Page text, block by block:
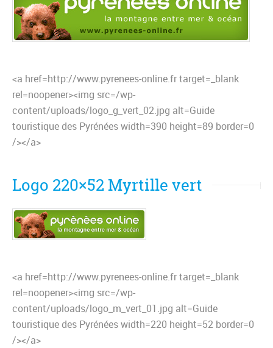
<a href=http://www.pyrenees-online.fr target=_blank
rel=noopener><img src=/wp-
content/uploads/logo_g_vert_02.jpg alt=Guide
touristique des Pyrénées width=390 height=89 border=0
/></a>
Logo 220×52 Myrtille vert
<a href=http://www.pyrenees-online.fr target=_blank
rel=noopener><img src=/wp-
content/uploads/logo_m_vert_01.jpg alt=Guide
touristique des Pyrénées width=220 height=52 border=0
/></a>